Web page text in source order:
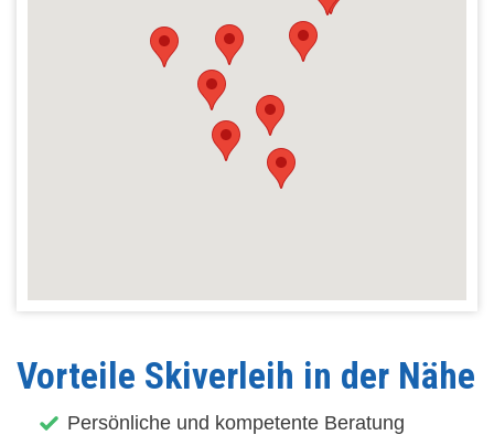
Vorteile Skiverleih in der Nähe
Persönliche und kompetente Beratung